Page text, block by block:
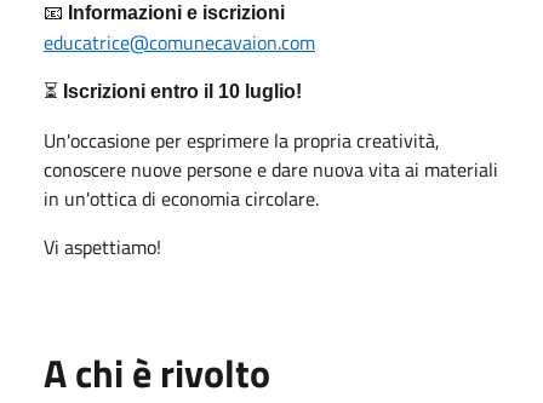
📧 Informazioni e iscrizioni
educatrice@comunecavaion.com
⏳ Iscrizioni entro il 10 luglio!
Un'occasione per esprimere la propria creatività,
conoscere nuove persone e dare nuova vita ai materiali
in un'ottica di economia circolare.
Vi aspettiamo!
A chi è rivolto